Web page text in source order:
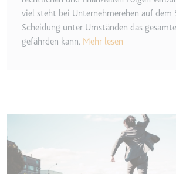
verfolgen.
Ablauf:
180 Tage
Wird verwendet, um die
Interaktion der Nutzer
eingebetteten Inhalten
verfolgen.
viel steht bei Unternehmerehen auf dem
Scheidung unter Umständen das
gefährden kann. Mehr lesen